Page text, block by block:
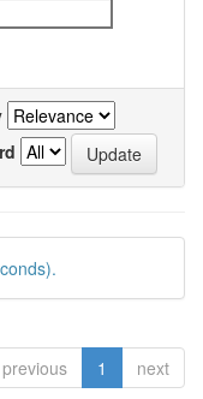
previous 1 next